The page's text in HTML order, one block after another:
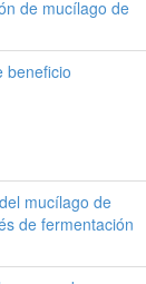
de mucílago de
beneficio
mucílago de
de fermentación